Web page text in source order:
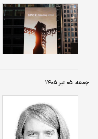
جمعه، ۰۵ تیر ۱۴۰۵